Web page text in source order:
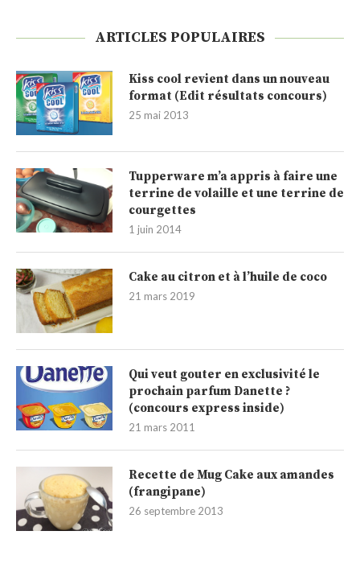
ARTICLES POPULAIRES
Kiss cool revient dans un nouveau
format (Edit résultats concours)
25 mai 2013
Tupperware m’a appris à faire une
terrine de volaille et une terrine de
courgettes
1 juin 2014
Cake au citron et à l’huile de coco
21 mars 2019
Qui veut gouter en exclusivité le
prochain parfum Danette ?
(concours express inside)
21 mars 2011
Recette de Mug Cake aux amandes
(frangipane)
26 septembre 2013